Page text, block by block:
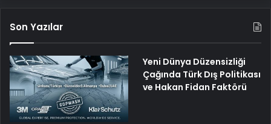
Son Yazılar
Yeni Dünya Düzensizliği
Çağında Türk Dış Politikası
ve Hakan Fidan Faktörü